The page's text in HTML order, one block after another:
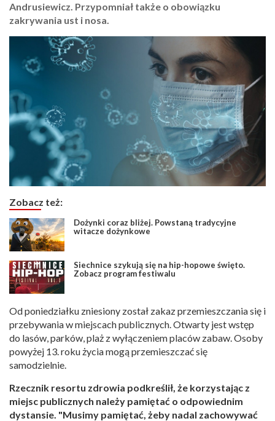
Andrusiewicz. Przypomniał także o obowiązku
zakrywania ust i nosa.
Zobacz też:
Dożynki coraz bliżej. Powstaną tradycyjne
witacze dożynkowe
Siechnice szykują się na hip-hopowe święto.
Zobacz program festiwalu
Od poniedziałku zniesiony został zakaz przemieszczania się i
przebywania w miejscach publicznych. Otwarty jest wstęp
do lasów, parków, plaż z wyłączeniem placów zabaw. Osoby
powyżej 13. roku życia mogą przemieszczać się
samodzielnie.
Rzecznik resortu zdrowia podkreślił, że korzystając z
miejsc publicznych należy pamiętać o odpowiednim
dystansie. "Musimy pamiętać, żeby nadal zachowywać